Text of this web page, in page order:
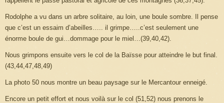
Rodolphe a vu dans un arbre solitaire, au loin, une boule sombre. Il pense
que c’est un essaim d’abeilles….. il grimpe…..c’est seulement une
énorme boule de gui…dommage pour le miel…(39,40,42).
Nous grimpons ensuite vers le col de la Baïsse pour atteindre le but final.
(43,44,47,48,49)
La photo 50 nous montre un beau paysage sur le Mercantour enneigé.
Encore un petit effort et nous voilà sur le col (51,52) nous prenons le